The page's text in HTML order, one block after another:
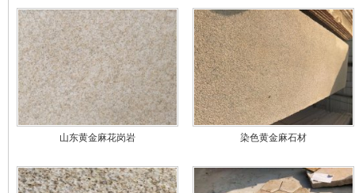
山东黄金麻花岗岩 染色黄金麻石材